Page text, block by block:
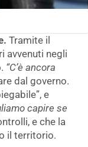
Tramite il
avvenuti negli
“C’è ancora
dal governo.
e
capire se
e che la
il territorio.